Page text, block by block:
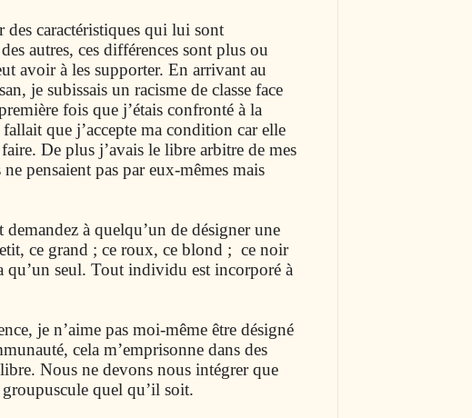
caractéristiques qui lui sont
autres, ces différences sont plus ou
avoir à les supporter. En arrivant au
je subissais un racisme de classe face
fois que j’étais confronté à la
que j’accepte ma condition car elle
De plus j’avais le libre arbitre de mes
pensaient pas par eux-mêmes mais
à quelqu’un de désigner une
ce grand ; ce roux, ce blond ; ce noir
qu’un seul. Tout individu est incorporé à
je n’aime pas moi-même être désigné
cela m’emprisonne dans des
Nous ne devons nous intégrer que
quel qu’il soit.